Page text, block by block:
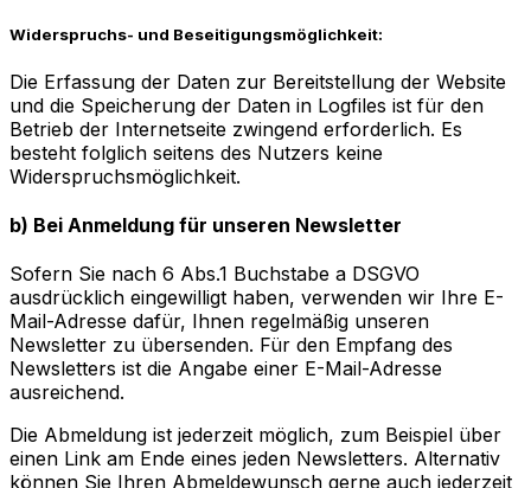
Widerspruchs- und Beseitigungsmöglichkeit:
Die Erfassung der Daten zur Bereitstellung der Website
und die Speicherung der Daten in Logfiles ist für den
Betrieb der Internetseite zwingend erforderlich. Es
besteht folglich seitens des Nutzers keine
Widerspruchsmöglichkeit.
b) Bei Anmeldung für unseren Newsletter
Sofern Sie nach 6 Abs.1 Buchstabe a DSGVO
ausdrücklich eingewilligt haben, verwenden wir Ihre E-
Mail-Adresse dafür, Ihnen regelmäßig unseren
Newsletter zu übersenden. Für den Empfang des
Newsletters ist die Angabe einer E-Mail-Adresse
ausreichend.
Die Abmeldung ist jederzeit möglich, zum Beispiel über
einen Link am Ende eines jeden Newsletters. Alternativ
können Sie Ihren Abmeldewunsch gerne auch jederzeit